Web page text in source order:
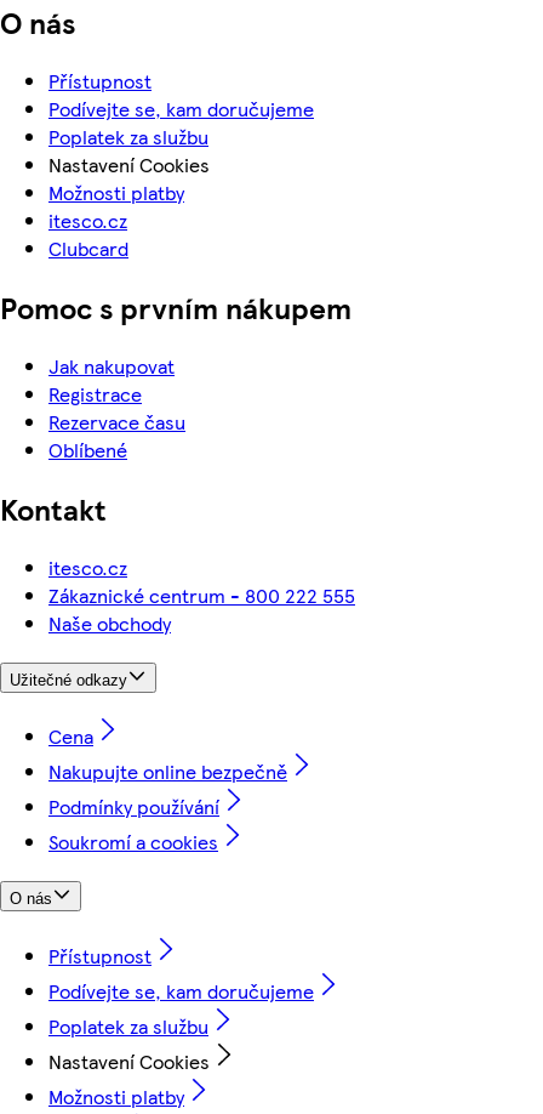
O nás
Přístupnost
Podívejte se, kam doručujeme
Poplatek za službu
Nastavení Cookies
Možnosti platby
itesco.cz
Clubcard
Pomoc s prvním nákupem
Jak nakupovat
Registrace
Rezervace času
Oblíbené
Kontakt
itesco.cz
Zákaznické centrum - 800 222 555
Naše obchody
Užitečné odkazy
Cena
Nakupujte online bezpečně
Podmínky používání
Soukromí a cookies
O nás
Přístupnost
Podívejte se, kam doručujeme
Poplatek za službu
Nastavení Cookies
Možnosti platby